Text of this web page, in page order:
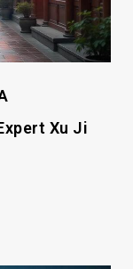
Xu Ji